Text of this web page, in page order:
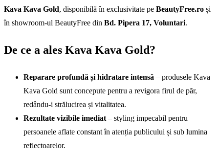
Kava Kava Gold, disponibilă în exclusivitate pe BeautyFree.ro și
în showroom-ul BeautyFree din Bd. Pipera 17, Voluntari.
De ce a ales Kava Kava Gold?
Reparare profundă și hidratare intensă – produsele Kava
Kava Gold sunt concepute pentru a revigora firul de păr,
redându-i strălucirea și vitalitatea.
Rezultate vizibile imediat – styling impecabil pentru
persoanele aflate constant în atenția publicului și sub lumina
reflectoarelor.